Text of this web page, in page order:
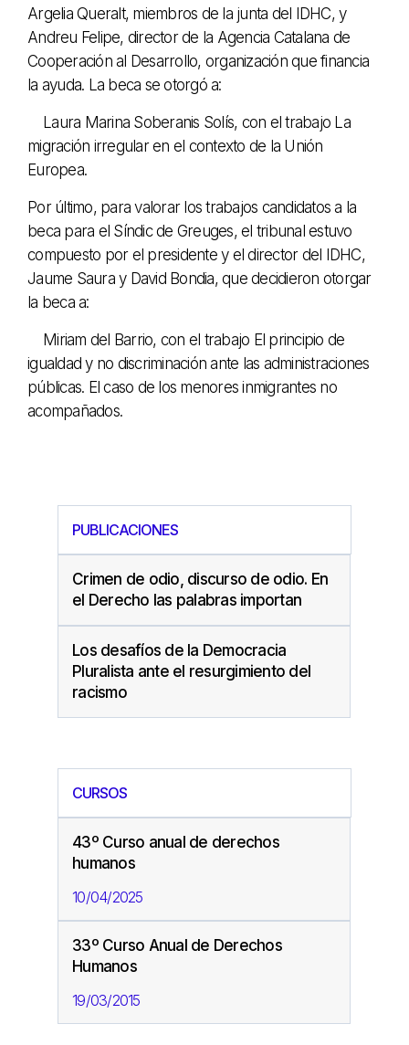
Argelia Queralt, miembros de la junta del IDHC, y
Andreu Felipe, director de la Agencia Catalana de
Cooperación al Desarrollo, organización que financia
la ayuda. La beca se otorgó a:
Laura Marina Soberanis Solís, con el trabajo La
migración irregular en el contexto de la Unión
Europea.
Por último, para valorar los trabajos candidatos a la
beca para el Síndic de Greuges, el tribunal estuvo
compuesto por el presidente y el director del IDHC,
Jaume Saura y David Bondia, que decidieron otorgar
la beca a:
Miriam del Barrio, con el trabajo El principio de
igualdad y no discriminación ante las administraciones
públicas. El caso de los menores inmigrantes no
acompañados.
PUBLICACIONES
Crimen de odio, discurso de odio. En
el Derecho las palabras importan
Los desafíos de la Democracia
Pluralista ante el resurgimiento del
racismo
CURSOS
43º Curso anual de derechos
humanos
10/04/2025
33º Curso Anual de Derechos
Humanos
19/03/2015